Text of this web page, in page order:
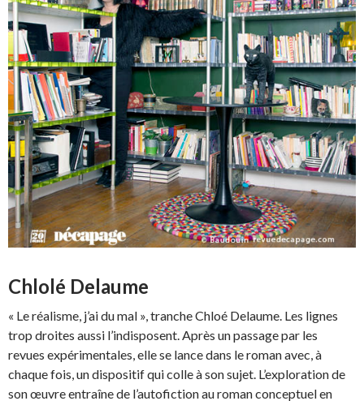
Chlolé Delaume
« Le réalisme, j’ai du mal », tranche Chloé Delaume. Les lignes
trop droites aussi l’indisposent. Après un passage par les
revues expérimentales, elle se lance dans le roman avec, à
chaque fois, un dispositif qui colle à son sujet. L’exploration de
son œuvre entraîne de l’autofiction au roman conceptuel en